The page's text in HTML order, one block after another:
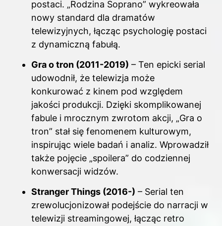
postaci. „Rodzina Soprano” wykreowała
nowy standard dla dramatów
telewizyjnych, łącząc psychologię postaci
z dynamiczną fabułą.
Gra o tron (2011-2019) – Ten epicki serial
udowodnił, że telewizja może
konkurować z kinem pod względem
jakości produkcji. Dzięki skomplikowanej
fabule i mrocznym zwrotom akcji, „Gra o
tron” stał się fenomenem kulturowym,
inspirując wiele badań i analiz. Wprowadził
także pojęcie „spoilera” do codziennej
konwersacji widzów.
Stranger Things (2016-) – Serial ten
zrewolucjonizował podejście do narracji w
telewizji streamingowej, łącząc retro